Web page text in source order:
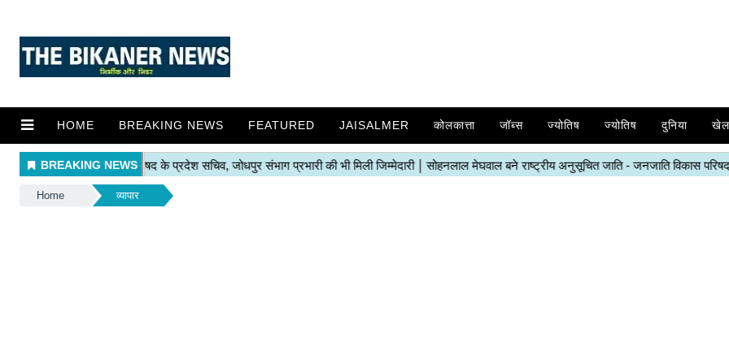
HOME BREAKING NEWS FEATURED JAISALMER कोलकात्ता जॉब्स ज्योतिष ज्योतिष दुनिया खेल
Home व्यापार